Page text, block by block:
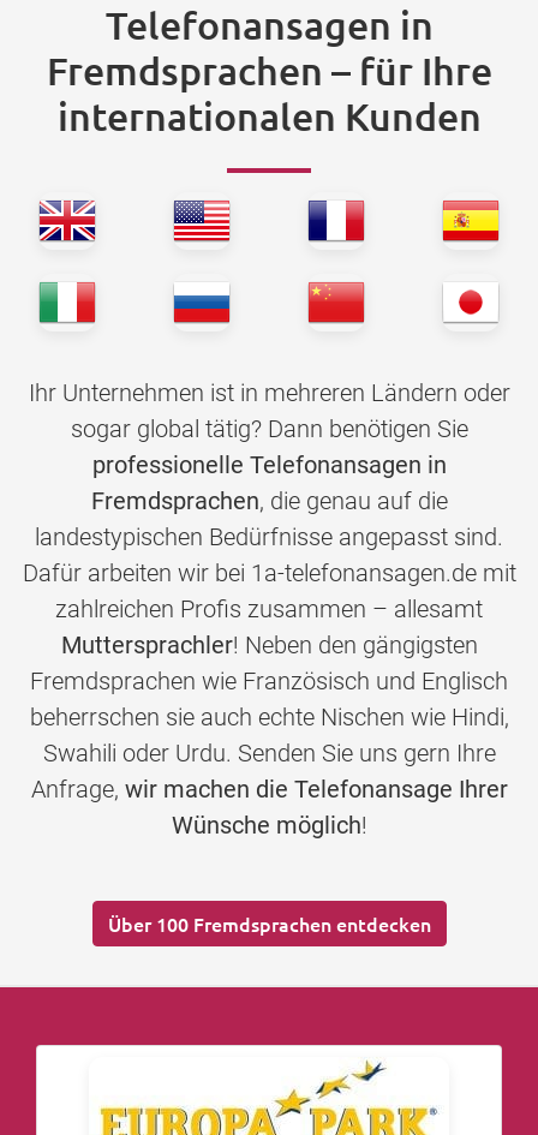
Telefonansagen in
Fremdsprachen – für Ihre
internationalen Kunden
Ihr Unternehmen ist in mehreren Ländern oder
sogar global tätig? Dann benötigen Sie
professionelle Telefonansagen in
Fremdsprachen, die genau auf die
landestypischen Bedürfnisse angepasst sind.
Dafür arbeiten wir bei 1a-telefonansagen.de mit
zahlreichen Profis zusammen – allesamt
Muttersprachler! Neben den gängigsten
Fremdsprachen wie Französisch und Englisch
beherrschen sie auch echte Nischen wie Hindi,
Swahili oder Urdu. Senden Sie uns gern Ihre
Anfrage, wir machen die Telefonansage Ihrer
Wünsche möglich!
Über 100 Fremdsprachen entdecken